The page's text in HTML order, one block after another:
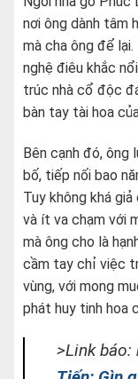
nơi ông dành tâm
mà cha ông để
nghệ điêu khắc
trúc nhà cổ độc
bàn tay tài hoa
Bên cạnh đó, ông
bố, tiếp nối bao
Tuy không khá
và ít va chạm với
mà ông cho là
cầm tay chỉ việc
vùng, với mong
phát huy tinh hoa
>Link báo: